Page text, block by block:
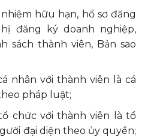
hữu hạn, hồ sơ đăng
đăng ký doanh nghiệp,
sách thành viên, Bản sao
nhân với thành viên là cá
pháp luật;
chức với thành viên là tổ
đại diện theo ủy quyền;